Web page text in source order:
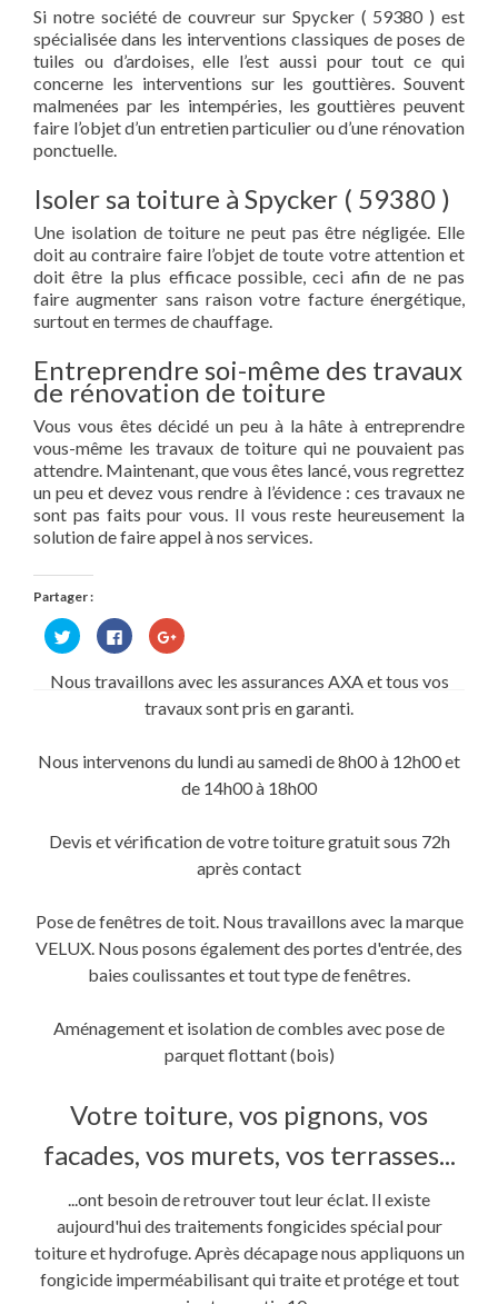
Si notre société de couvreur sur Spycker ( 59380 ) est
spécialisée dans les interventions classiques de poses de
tuiles ou d’ardoises, elle l’est aussi pour tout ce qui
concerne les interventions sur les gouttières. Souvent
malmenées par les intempéries, les gouttières peuvent
faire l’objet d’un entretien particulier ou d’une rénovation
ponctuelle.
Isoler sa toiture à Spycker ( 59380 )
Une isolation de toiture ne peut pas être négligée. Elle
doit au contraire faire l’objet de toute votre attention et
doit être la plus efficace possible, ceci afin de ne pas
faire augmenter sans raison votre facture énergétique,
surtout en termes de chauffage.
Entreprendre soi-même des travaux
de rénovation de toiture
Vous vous êtes décidé un peu à la hâte à entreprendre
vous-même les travaux de toiture qui ne pouvaient pas
attendre. Maintenant, que vous êtes lancé, vous regrettez
un peu et devez vous rendre à l’évidence : ces travaux ne
sont pas faits pour vous. Il vous reste heureusement la
solution de faire appel à nos services.
Partager :
Cliquez
pour
partager
Twitter(ouvre
Cliquez
pour
partager
sur
Facebook(ouvre
dans
une
Cliquez
pour
Google+
dans
fenêtre)
Nous travaillons avec les assurances AXA et tous vos
travaux sont pris en garanti.
Nous intervenons du lundi au samedi de 8h00 à 12h00 et
de 14h00 à 18h00
Devis et vérification de votre toiture gratuit sous 72h
après contact
Pose de fenêtres de toit. Nous travaillons avec la marque
VELUX. Nous posons également des portes d'entrée, des
baies coulissantes et tout type de fenêtres.
Aménagement et isolation de combles avec pose de
parquet flottant (bois)
Votre toiture, vos pignons, vos
facades, vos murets, vos terrasses...
...ont besoin de retrouver tout leur éclat. Il existe
aujourd'hui des traitements fongicides spécial pour
toiture et hydrofuge. Après décapage nous appliquons un
fongicide imperméabilisant qui traite et protége et tout